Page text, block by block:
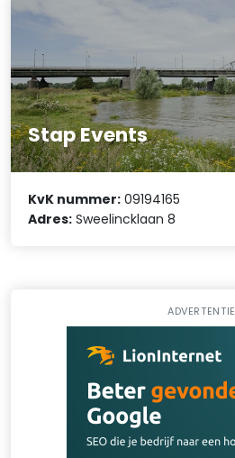
Stap Events
KvK nummer: 09194165
Adres: Sweelincklaan 8
ADVERTENTIE